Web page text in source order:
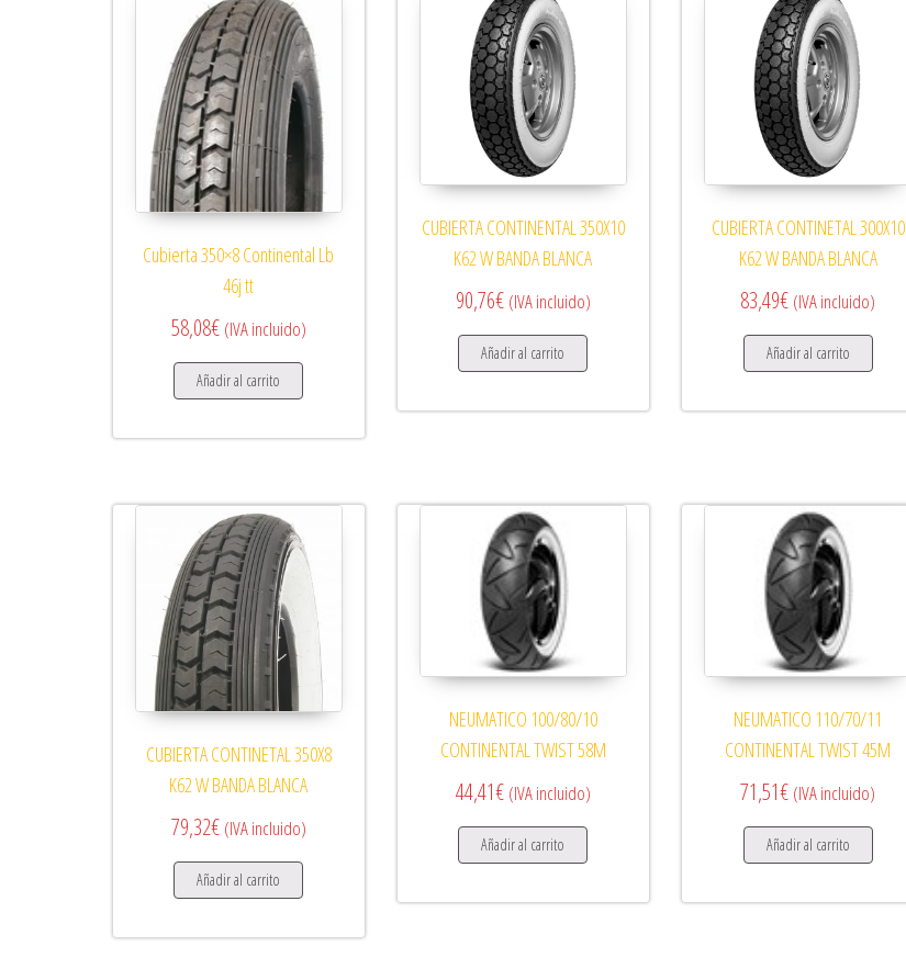
Cubierta 350×8 Continental Lb
46j tt
58,08€ (IVA incluido)
Añadir al carrito
CUBIERTA CONTINENTAL 350X10
K62 W BANDA BLANCA
90,76€ (IVA incluido)
Añadir al carrito
CUBIERTA CONTINETAL 300X10
K62 W BANDA BLANCA
83,49€ (IVA incluido)
Añadir al carrito
CUBIERTA CONTINETAL 350X8
K62 W BANDA BLANCA
79,32€ (IVA incluido)
Añadir al carrito
NEUMATICO 100/80/10
CONTINENTAL TWIST 58M
44,41€ (IVA incluido)
Añadir al carrito
NEUMATICO 110/70/11
CONTINENTAL TWIST 45M
71,51€ (IVA incluido)
Añadir al carrito